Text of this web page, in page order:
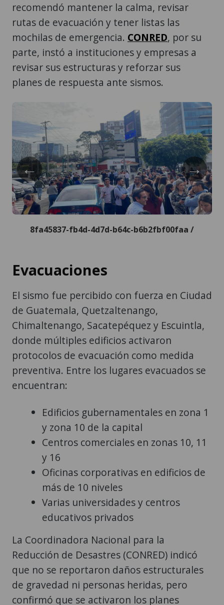
recomendó mantener la calma, revisar
rutas de evacuación y tener listas las
mochilas de emergencia. CONRED, por su
parte, instó a instituciones y empresas a
revisar sus estructuras y reforzar sus
planes de respuesta ante sismos.
←
8fa45837-fb4d-4d7d-b64c-b6b2fbf00faa /
→
Evacuaciones
El sismo fue percibido con fuerza en Ciudad
de Guatemala, Quetzaltenango,
Chimaltenango, Sacatepéquez y Escuintla,
donde múltiples edificios activaron
protocolos de evacuación como medida
preventiva. Entre los lugares evacuados se
encuentran:
Edificios gubernamentales en zona 1
y zona 10 de la capital
Centros comerciales en zonas 10, 11
y 16
Oficinas corporativas en edificios de
más de 10 niveles
Varias universidades y centros
educativos privados
La Coordinadora Nacional para la
Reducción de Desastres (CONRED) indicó
que no se reportaron daños estructurales
de gravedad ni personas heridas, pero
confirmó que se activaron los planes